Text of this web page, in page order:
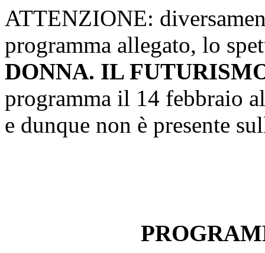
ATTENZIONE:
programma allegato, lo
DONNA. IL
programma il 14 febbraio
e dunque non è presente